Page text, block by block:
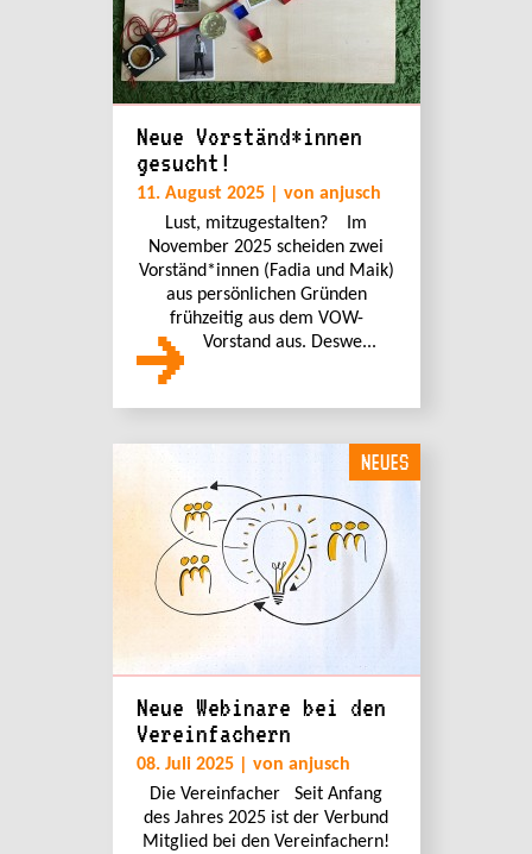
Neue Vorständ*innen
gesucht!
11. August 2025 | von anjusch
Lust, mitzugestalten? Im
November 2025 scheiden zwei
Vorständ*innen (Fadia und Maik)
aus persönlichen Gründen
frühzeitig aus dem VOW-
Vorstand aus. Deswe...
NEUES
Neue Webinare bei den
Vereinfachern
08. Juli 2025 | von anjusch
Die Vereinfacher Seit Anfang
des Jahres 2025 ist der Verbund
Mitglied bei den Vereinfachern!